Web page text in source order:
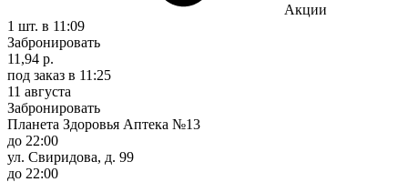
Акции
1 шт. в 11:09
Забронировать
11,94 р.
под заказ в 11:25
11 августа
Забронировать
Планета Здоровья Аптека №13
до 22:00
ул. Свиридова, д. 99
до 22:00